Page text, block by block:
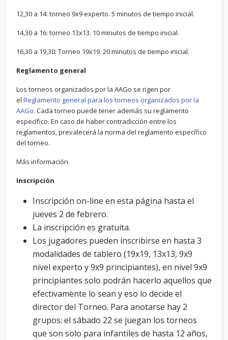
12,30 a 14: torneo 9x9 experto. 5 minutos de tiempo inicial.
14,30 a 16: torneo 13x13. 10 minutos de tiempo inicial.
16,30 a 19,30: Torneo 19x19. 20 minutos de tiempo inicial.
Reglamento general
Los torneos organizados por la AAGo se rigen por
el Reglamento general para los torneos organizados por la
AAGo. Cada torneo puede tener además su reglamento
específico. En caso de haber contradicción entre los
reglamentos, prevalecerá la norma del reglamento específico
del torneo.
Más información
Inscripción
Inscripción on-line en esta página hasta el
jueves 2 de febrero.
La inscripción es gratuita.
Los jugadores pueden inscribirse en hasta 3
modalidades de tablero (19x19, 13x13, 9x9
nivel experto y 9x9 principiantes), en nivel 9x9
principiantes solo podrán hacerlo aquellos que
efectivamente lo sean y eso lo decide el
director del Torneo. Para anotarse hay 2
grupos: el sábado 22 se juegan los torneos
que son solo para infantiles de hasta 12 años,